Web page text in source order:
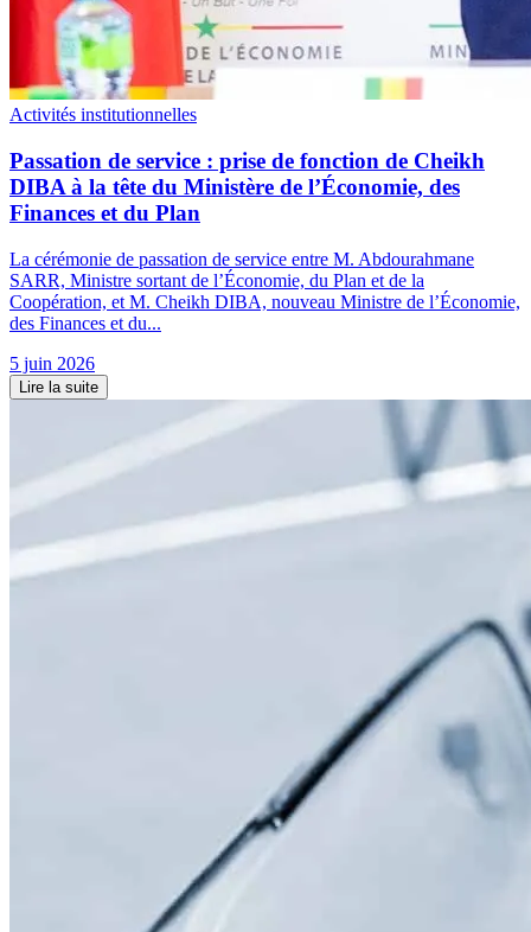
Activités institutionnelles
Passation de service : prise de fonction de Cheikh
DIBA à la tête du Ministère de l’Économie, des
Finances et du Plan
La cérémonie de passation de service entre M. Abdourahmane
SARR, Ministre sortant de l’Économie, du Plan et de la
Coopération, et M. Cheikh DIBA, nouveau Ministre de l’Économie,
des Finances et du...
5 juin 2026
Lire la suite